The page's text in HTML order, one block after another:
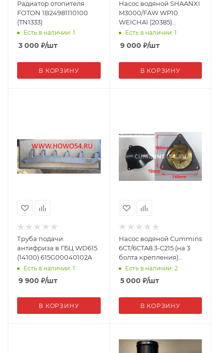
Радиатор отопителя
FOTON 1B24981110100
(TN1333)
Есть в наличии: 1
3 000 ₽/шт
В КОРЗИНУ
Насос водяной SHAANXI
M3000/FAW WP10
WEICHAI (20385)
1307WC0006/612630061042
Есть в наличии: 1
9 000 ₽/шт
В КОРЗИНУ
Труба подачи
антифриза в ГБЦ WD615
(14100) 615G00040102A
Есть в наличии: 1
9 900 ₽/шт
В КОРЗИНУ
Насос водяной Cummins
6CT/6CTA8.3-C215 (на 3
болта крепления)
966841/4309478 04693
Есть в наличии: 2
5 000 ₽/шт
В КОРЗИНУ